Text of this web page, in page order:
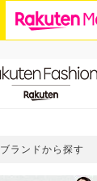
ブランドから探す